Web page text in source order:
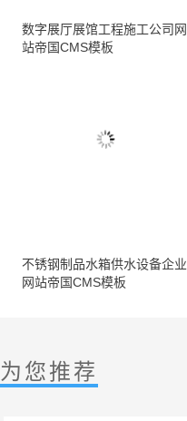
数字展厅展馆工程施工公司网
站帝国CMS模板
不锈钢制品水箱供水设备企业
网站帝国CMS模板
为您推荐